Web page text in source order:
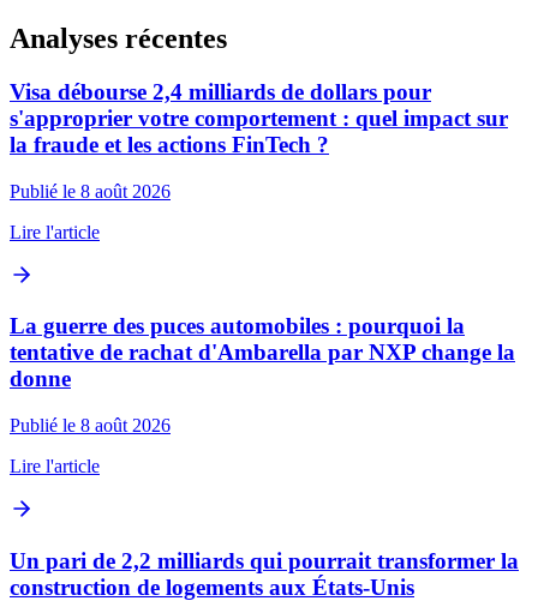
Analyses récentes
Visa débourse 2,4 milliards de dollars pour
s'approprier votre comportement : quel impact sur
la fraude et les actions FinTech ?
Publié le 8 août 2026
Lire l'article
La guerre des puces automobiles : pourquoi la
tentative de rachat d'Ambarella par NXP change la
donne
Publié le 8 août 2026
Lire l'article
Un pari de 2,2 milliards qui pourrait transformer la
construction de logements aux États-Unis